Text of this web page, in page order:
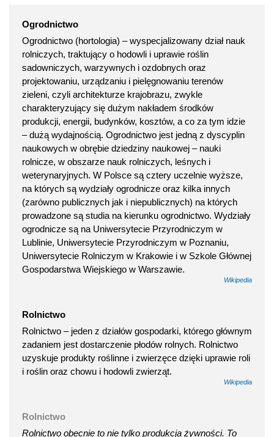
Ogrodnictwo
Ogrodnictwo (hortologia) – wyspecjalizowany dział nauk
rolniczych, traktujący o hodowli i uprawie roślin
sadowniczych, warzywnych i ozdobnych oraz
projektowaniu, urządzaniu i pielęgnowaniu terenów
zieleni, czyli architekturze krajobrazu, zwykle
charakteryzujący się dużym nakładem środków
produkcji, energii, budynków, kosztów, a co za tym idzie
– dużą wydajnością. Ogrodnictwo jest jedną z dyscyplin
naukowych w obrębie dziedziny naukowej – nauki
rolnicze, w obszarze nauk rolniczych, leśnych i
weterynaryjnych. W Polsce są cztery uczelnie wyższe,
na których są wydziały ogrodnicze oraz kilka innych
(zarówno publicznych jak i niepublicznych) na których
prowadzone są studia na kierunku ogrodnictwo. Wydziały
ogrodnicze są na Uniwersytecie Przyrodniczym w
Lublinie, Uniwersytecie Przyrodniczym w Poznaniu,
Uniwersytecie Rolniczym w Krakowie i w Szkole Głównej
Gospodarstwa Wiejskiego w Warszawie.
Wikipedia
Rolnictwo
Rolnictwo – jeden z działów gospodarki, którego głównym
zadaniem jest dostarczenie płodów rolnych. Rolnictwo
uzyskuje produkty roślinne i zwierzęce dzięki uprawie roli
i roślin oraz chowu i hodowli zwierząt.
Wikipedia
Rolnictwo
Rolnictwo obecnie to nie tylko produkcja żywności. To